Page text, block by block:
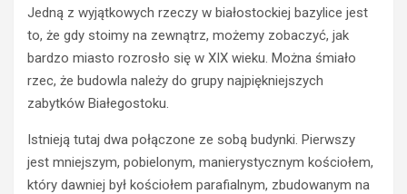
Jedną z wyjątkowych rzeczy w białostockiej bazylice jest
to, że gdy stoimy na zewnątrz, możemy zobaczyć, jak
bardzo miasto rozrosło się w XIX wieku. Można śmiało
rzec, że budowla należy do grupy najpiękniejszych
zabytków Białegostoku.
Istnieją tutaj dwa połączone ze sobą budynki. Pierwszy
jest mniejszym, pobielonym, manierystycznym kościołem,
który dawniej był kościołem parafialnym, zbudowanym na